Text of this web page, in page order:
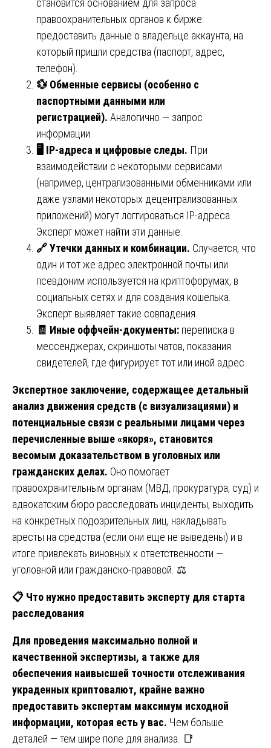
становится основанием для запроса
правоохранительных органов к бирже:
предоставить данные о владельце аккаунта, на
который пришли средства (паспорт, адрес,
телефон).
💱 Обменные сервисы (особенно с
паспортными данными или
регистрацией). Аналогично — запрос
информации.
🖥 ️ IP-адреса и цифровые следы. При
взаимодействии с некоторыми сервисами
(например, централизованными обменниками или
даже узлами некоторых децентрализованных
приложений) могут логгироваться IP-адреса.
Эксперт может найти эти данные.
🔗Утечки данных и комбинации. Случается, что
один и тот же адрес электронной почты или
псевдоним используется на криптофорумах, в
социальных сетях и для создания кошелька.
Эксперт выявляет такие совпадения.
🧾 Иные оффчейн-документы: переписка в
мессенджерах, скриншоты чатов, показания
свидетелей, где фигурирует тот или иной адрес.
Экспертное заключение, содержащее детальный
анализ движения средств (с визуализациями) и
потенциальные связи с реальными лицами через
перечисленные выше «якоря», становится
весомым доказательством в уголовных или
гражданских делах. Оно помогает
правоохранительным органам (МВД, прокуратура, суд) и
адвокатским бюро расследовать инциденты, выходить
на конкретных подозрительных лиц, накладывать
аресты на средства (если они еще не выведены) и в
итоге привлекать виновных к ответственности —
уголовной или гражданско-правовой. ⚖️
📋 Что нужно предоставить эксперту для старта
расследования
Для проведения максимально полной и
качественной экспертизы, а также для
обеспечения наивысшей точности отслеживания
украденных криптовалют, крайне важно
предоставить экспертам максимум исходной
информации, которая есть у вас. Чем больше
деталей — тем шире поле для анализа. 📑